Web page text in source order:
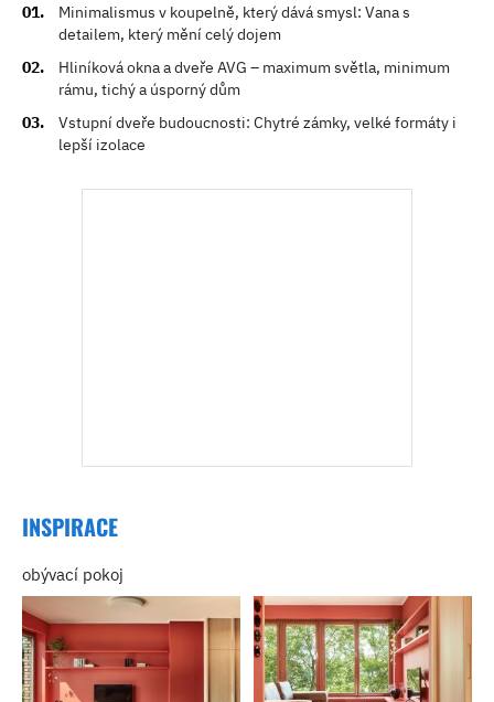
Minimalismus v koupelně, který dává smysl: Vana s
detailem, který mění celý dojem
Hliníková okna a dveře AVG – maximum světla, minimum
rámu, tichý a úsporný dům
Vstupní dveře budoucnosti: Chytré zámky, velké formáty i
lepší izolace
INSPIRACE
obývací pokoj